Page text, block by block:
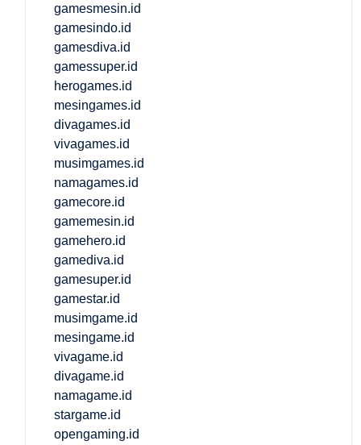
gamesmesin.id
gamesindo.id
gamesdiva.id
gamessuper.id
herogames.id
mesingames.id
divagames.id
vivagames.id
musimgames.id
namagames.id
gamecore.id
gamemesin.id
gamehero.id
gamediva.id
gamesuper.id
gamestar.id
musimgame.id
mesingame.id
vivagame.id
divagame.id
namagame.id
stargame.id
opengaming.id